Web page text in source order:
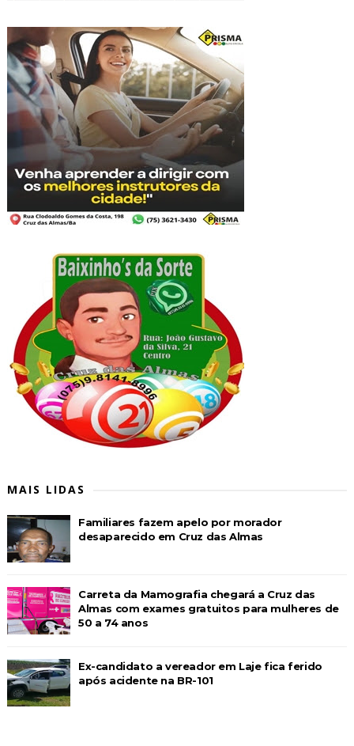
MAIS LIDAS
Familiares fazem apelo por morador
desaparecido em Cruz das Almas
Carreta da Mamografia chegará a Cruz das
Almas com exames gratuitos para mulheres de
50 a 74 anos
Ex-candidato a vereador em Laje fica ferido
após acidente na BR-101